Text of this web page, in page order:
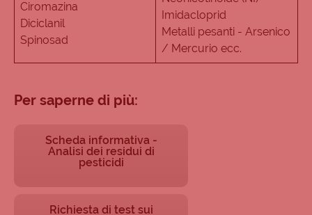
Ciromazina
Diciclanil
Spinosad
Imidacloprid
Metalli pesanti - Arsenico
/ Mercurio ecc.
Per saperne di più:
Scheda informativa -
Analisi dei residui di
pesticidi
Richiesta di test sui